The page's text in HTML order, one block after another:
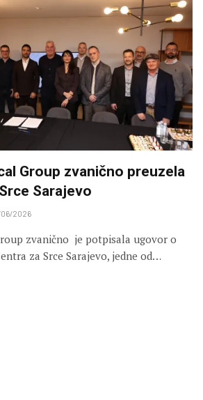
Group zvanično preuzela
Sarajevo
2026
zvanično je potpisala ugovor o
za Srce Sarajevo, jedne od…